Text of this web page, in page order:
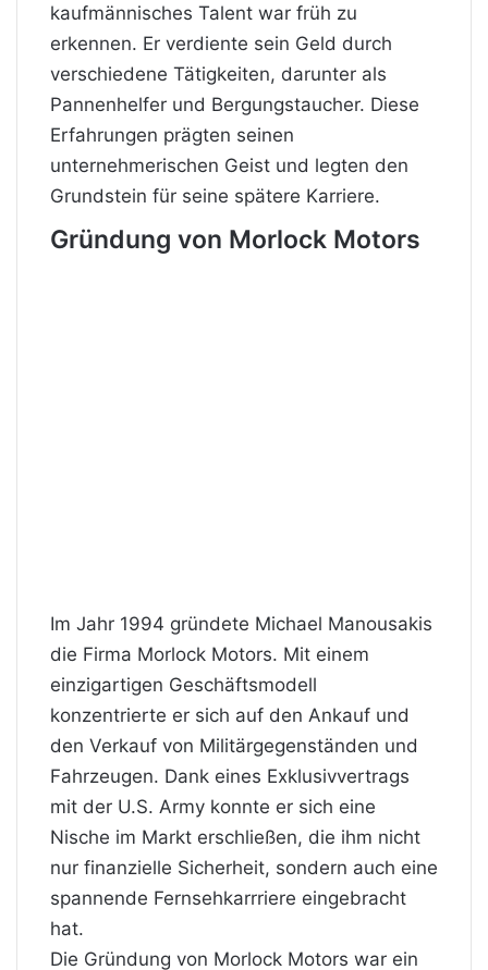
kaufmännisches Talent war früh zu
erkennen. Er verdiente sein Geld durch
verschiedene Tätigkeiten, darunter als
Pannenhelfer und Bergungstaucher. Diese
Erfahrungen prägten seinen
unternehmerischen Geist und legten den
Grundstein für seine spätere Karriere.
Gründung von Morlock Motors
Im Jahr 1994 gründete Michael Manousakis
die Firma Morlock Motors. Mit einem
einzigartigen Geschäftsmodell
konzentrierte er sich auf den Ankauf und
den Verkauf von Militärgegenständen und
Fahrzeugen. Dank eines Exklusivvertrags
mit der U.S. Army konnte er sich eine
Nische im Markt erschließen, die ihm nicht
nur finanzielle Sicherheit, sondern auch eine
spannende Fernsehkarrriere eingebracht
hat.
Die Gründung von Morlock Motors war ein